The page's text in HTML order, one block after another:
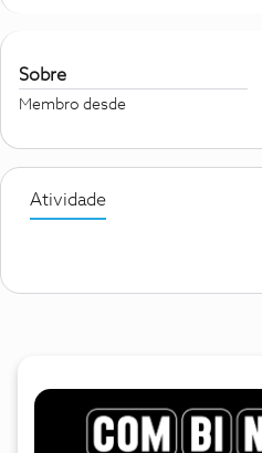
Sobre
Membro desde
Atividade